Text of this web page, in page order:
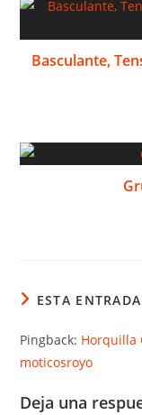
Basculante,
ESTA
Pingback: Horquilla
moticosroyo
Deja una